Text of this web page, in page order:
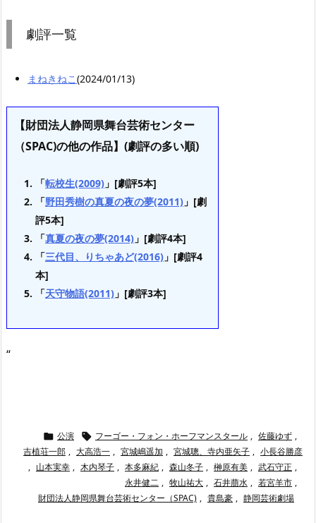
劇評一覧
まねきねこ(2024/01/13)
【財団法人静岡県舞台芸術センター
（SPAC)の他の作品】(劇評の多い順)
「転校生(2009) 」[劇評5本]
「野田秀樹の真夏の夜の夢(2011) 」[劇
評5本]
「真夏の夜の夢(2014) 」[劇評4本]
「三代目、りちゃあど(2016) 」[劇評4
本]
「天守物語(2011) 」[劇評3本]
“
 公演  フーゴー・フォン・ホーフマンスタール , 佐藤ゆず ,
吉植荘一郎 , 大高浩一 , 宮城嶋遥加 , 宮城聰、寺内亜矢子 , 小長谷勝彦
, 山本実幸 , 木内琴子 , 本多麻紀 , 森山冬子 , 榊原有美 , 武石守正 ,
永井健二 , 牧山祐大 , 石井萠水 , 若宮羊市 ,
財団法人静岡県舞台芸術センター（SPAC) , 貴島豪 , 静岡芸術劇場